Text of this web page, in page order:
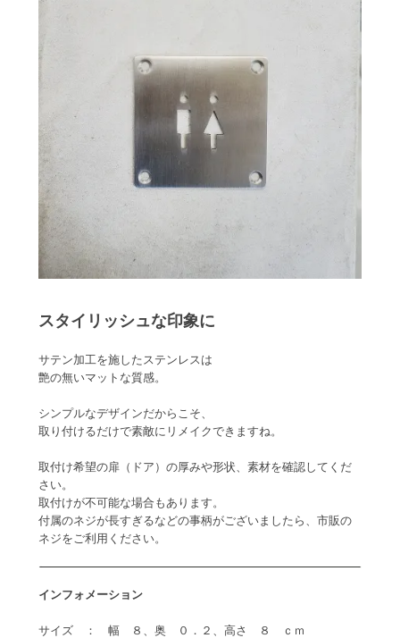
スタイリッシュな印象に
サテン加工を施したステンレスは
艶の無いマットな質感。
シンプルなデザインだからこそ、
取り付けるだけで素敵にリメイクできますね。
取付け希望の扉（ドア）の厚みや形状、素材を確認してくだ
さい。
取付けが不可能な場合もあります。
付属のネジが長すぎるなどの事柄がございましたら、市販の
ネジをご利用ください。
インフォメーション
サイズ ： 幅 ８、奥 ０．２、高さ ８ ｃｍ